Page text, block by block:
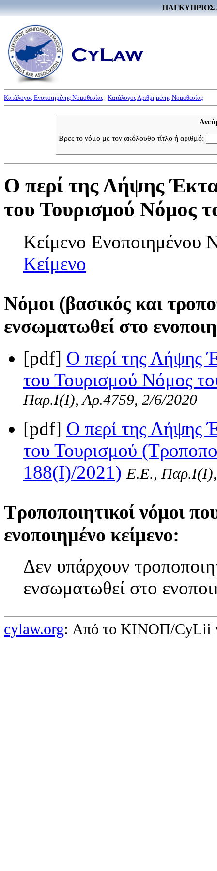
ΠΑΓΚΥΠΡΙΟΣ
Κατάλογος Ενοποιημένης Νομοθεσίας Κατάλογος Αριθμημένης Νομοθεσίας
Βρες το νόμο με τον ακόλουθο τίτλο ή αριθμό:
Ο περί της Λήψης
του Τουρισμού Νόμος
Κείμενο
Κείμενο
Νόμοι (βασικός και
ενσωματωθεί στο
[pdf] Ο περί της Λήψης
του Τουρισμού Νόμος
Παρ.Ι(I), Αρ.4759, 2/6/2020
[pdf] Ο περί της Λήψης
του Τουρισμού
188(I)/2021) Ε.Ε.,
Τροποποιητικοί νόμοι
ενοποιημένο κείμενο:
Δεν υπάρχουν
ενσωματωθεί στο
cylaw.org: Από το ΚΙΝOΠ/CyLii